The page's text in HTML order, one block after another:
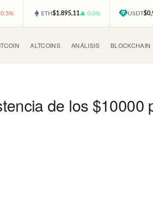
ETH$1.895,11▲ 0,0% USDT
ALTCOINS ANÁLISIS BLOCKCHAIN
de los $10000